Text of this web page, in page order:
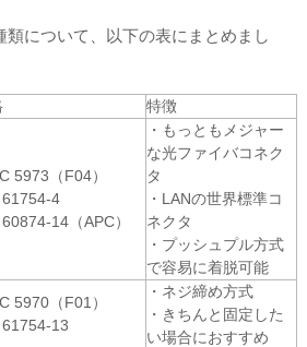
について、以下の表にまとめまし
特徴
5973（F04）
61754-4
14（APC）
・もっともメジャー
な光ファイバコネク
タ
・LANの世界標準コ
ネクタ
・プッシュプル方式
で容易に着脱可能
5970（F01）
61754-13
・ネジ締め方式
・きちんと固定した
い場合におすすめ